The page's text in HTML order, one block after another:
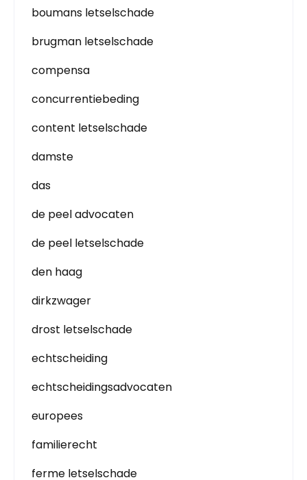
boumans letselschade
brugman letselschade
compensa
concurrentiebeding
content letselschade
damste
das
de peel advocaten
de peel letselschade
den haag
dirkzwager
drost letselschade
echtscheiding
echtscheidingsadvocaten
europees
familierecht
ferme letselschade